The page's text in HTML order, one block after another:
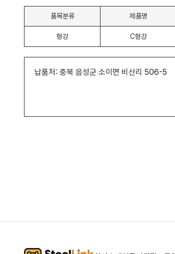
품목분류 제품명
형강 C형강
납품처: 충북 음성군 소이면 비산리 506-5